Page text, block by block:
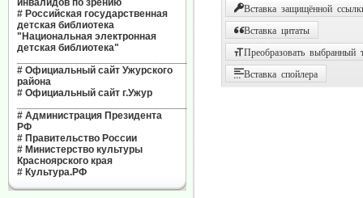
инвалидов по зрению
# Российская государственная
детская библиотека
"Национальная электронная
детская библиотека"
# Официальный сайт Ужурского
района
# Официальный сайт г.Ужур
# Администрация Президента
РФ
# Правительство России
# Министерство культуры
Красноярского края
# Культура.РФ
Вставка защищённой
Вставка цитаты
Преобразовать выбранный
Вставка спойлера